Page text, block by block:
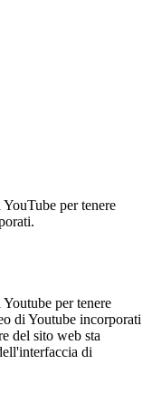
per tenere
per tenere
di Youtube incorporati
del sito web sta
di